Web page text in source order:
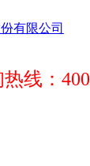
线：